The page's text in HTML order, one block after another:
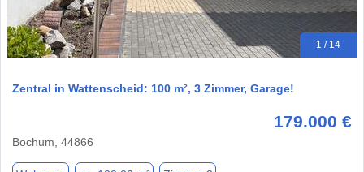
1 / 14
Zentral in Wattenscheid: 100 m², 3 Zimmer, Garage!
179.000 €
Bochum, 44866